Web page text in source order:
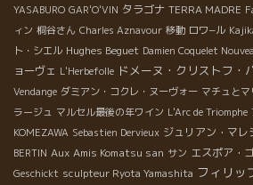
YASABURO GAR'O'VIN タラゴナ TERRA MADRE
ィン 桐谷さん Charles Aznavour 移動 ロワ−ル
ト・シエル Hughes Beguet Damien Coquelet
ョーヴェ L'Herbefolle ドメーヌ・クリストフ・
Vendange ダミアン・コクレ・ヌーヴォー マチュとマ
ラージュ マルセル最後の年ワイン L'Arc de Triomphe
KOMEZAWA Sebastien Dervieux ジュリアン・マレ
BERTIN Aux Amis Komatsu san サン エスポア・
Geschickt sculpteur Ryota Yamashita フィリッ